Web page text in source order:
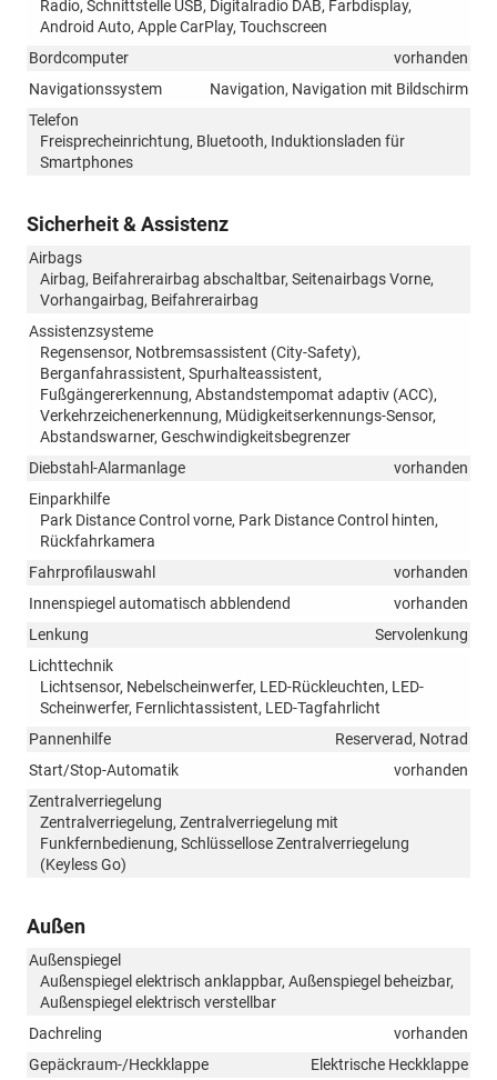
Radio, Schnittstelle USB, Digitalradio DAB, Farbdisplay,
Android Auto, Apple CarPlay, Touchscreen
Bordcomputer
vorhanden
Navigationssystem
Navigation, Navigation mit Bildschirm
Telefon
Freisprecheinrichtung, Bluetooth, Induktionsladen für
Smartphones
Sicherheit & Assistenz
Airbags
Airbag, Beifahrerairbag abschaltbar, Seitenairbags Vorne,
Vorhangairbag, Beifahrerairbag
Assistenzsysteme
Regensensor, Notbremsassistent (City-Safety),
Berganfahrassistent, Spurhalteassistent,
Fußgängererkennung, Abstandstempomat adaptiv (ACC),
Verkehrzeichenerkennung, Müdigkeitserkennungs-Sensor,
Abstandswarner, Geschwindigkeitsbegrenzer
Diebstahl-Alarmanlage
vorhanden
Einparkhilfe
Park Distance Control vorne, Park Distance Control hinten,
Rückfahrkamera
Fahrprofilauswahl
vorhanden
Innenspiegel automatisch abblendend
vorhanden
Lenkung
Servolenkung
Lichttechnik
Lichtsensor, Nebelscheinwerfer, LED-Rückleuchten, LED-
Scheinwerfer, Fernlichtassistent, LED-Tagfahrlicht
Pannenhilfe
Reserverad, Notrad
Start/Stop-Automatik
vorhanden
Zentralverriegelung
Zentralverriegelung, Zentralverriegelung mit
Funkfernbedienung, Schlüssellose Zentralverriegelung
(Keyless Go)
Außen
Außenspiegel
Außenspiegel elektrisch anklappbar, Außenspiegel beheizbar,
Außenspiegel elektrisch verstellbar
Dachreling
vorhanden
Gepäckraum-/Heckklappe
Elektrische Heckklappe